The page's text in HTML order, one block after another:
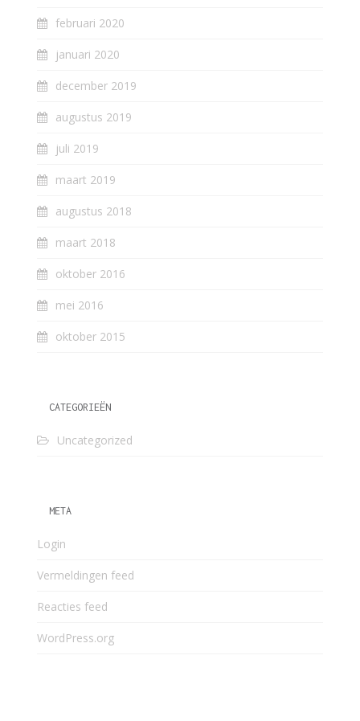
februari 2020
januari 2020
december 2019
augustus 2019
juli 2019
maart 2019
augustus 2018
maart 2018
oktober 2016
mei 2016
oktober 2015
CATEGORIEËN
Uncategorized
META
Login
Vermeldingen feed
Reacties feed
WordPress.org